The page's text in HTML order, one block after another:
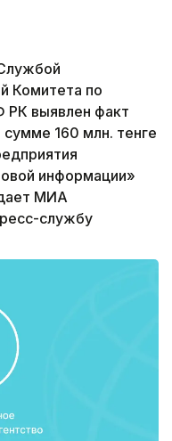
Комитета по
РК выявлен факт
160 млн. тенге
информации»
МИА
службу